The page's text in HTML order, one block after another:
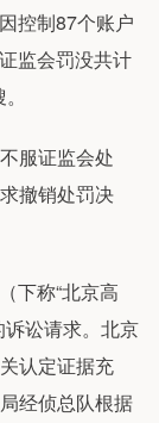
控制87个账户
监会罚没共计
服证监会处
撤销处罚决
下称“北京高
讼请求。北京
认定证据充
经侦总队根据